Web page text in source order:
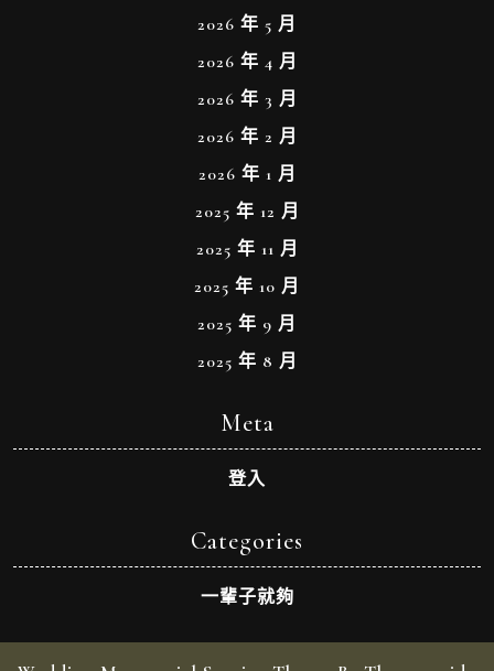
2026 年 5 月
2026 年 4 月
2026 年 3 月
2026 年 2 月
2026 年 1 月
2025 年 12 月
2025 年 11 月
2025 年 10 月
2025 年 9 月
2025 年 8 月
Meta
登入
Categories
一輩子就夠